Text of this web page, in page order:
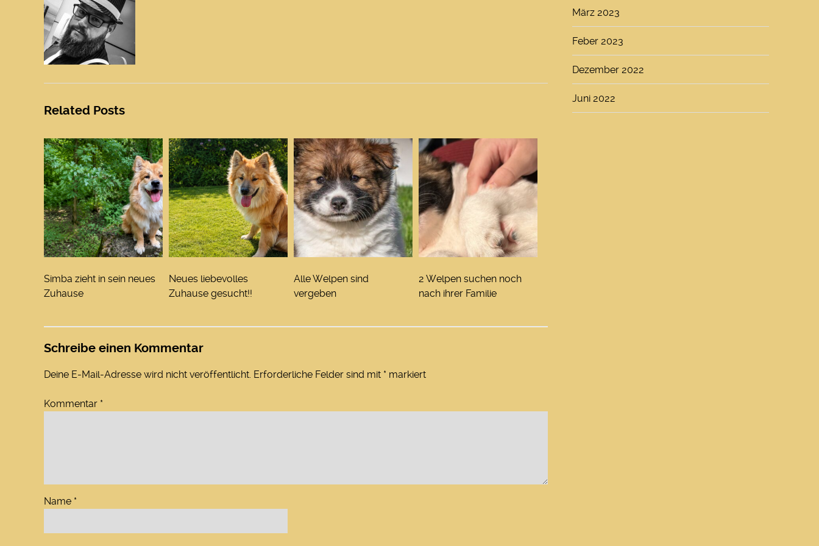
Related Posts
Simba zieht in sein neues
Zuhause
Neues liebevolles
Zuhause gesucht!!
Alle Welpen sind
vergeben
2 Welpen suchen noch
nach ihrer Familie
Schreibe einen Kommentar
Deine E-Mail-Adresse wird nicht veröffentlicht. Erforderliche Felder sind mit * markiert
Kommentar *
Name *
März 2023
Feber 2023
Dezember 2022
Juni 2022